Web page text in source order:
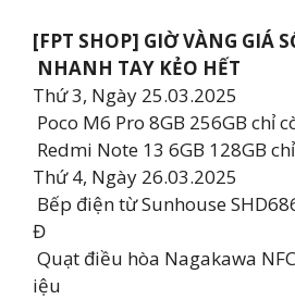
[FPT SHOP] ️GIỜ VÀNG GIÁ
NHANH TAY KẺO HẾT
Thứ 3, Ngày 25.03.2025
Poco M6 Pro 8GB 256GB chỉ
Redmi Note 13 6GB 128GB
Thứ 4, Ngày 26.03.2025
Bếp điện từ Sunhouse
Đ
Quạt điều hòa Nagakawa
iệu